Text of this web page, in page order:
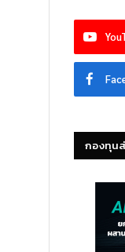
กองทุน